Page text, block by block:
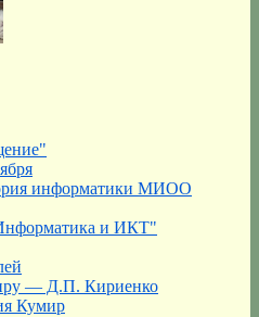
информатики МИОО
и ИКТ"
— Д.П. Кириенко
Кумир